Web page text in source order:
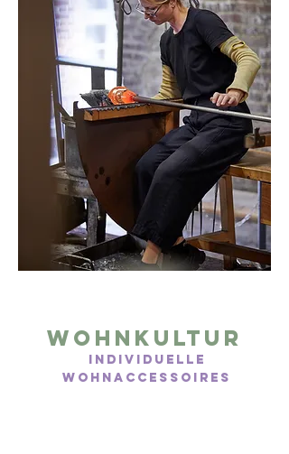
Wohnkultur
Individuelle
Wohnaccessoires